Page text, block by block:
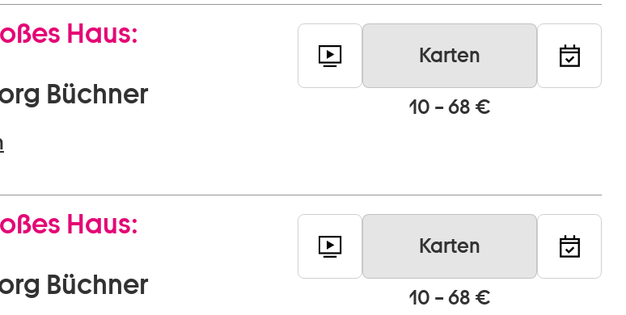
Haus:
Büchner
Karten
10 – 68 €
Haus:
Büchner
Karten
10 – 68 €